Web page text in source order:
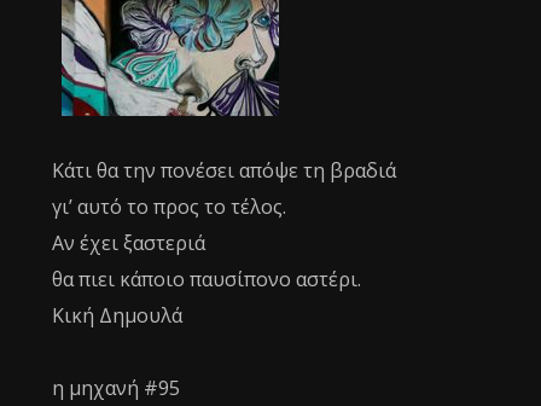
Κάτι θα την πονέσει απόψε τη βραδιά
γι’ αυτό το προς το τέλος.
Αν έχει ξαστεριά
θα πιει κάποιο παυσίπονο αστέρι.
Κική Δημουλά
η μηχανή #95